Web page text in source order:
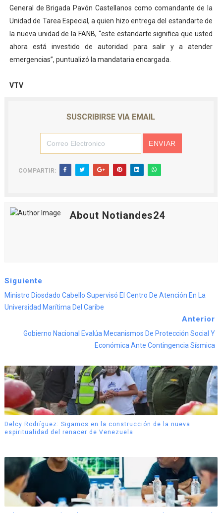
General de Brigada Pavón Castellanos como comandante de la
Unidad de Tarea Especial, a quien hizo entrega del estandarte de
la nueva unidad de la FANB, “este estandarte significa que usted
ahora está investido de autoridad para salir y a atender
emergencias”, puntualizó la mandataria encargada.
VTV
SUSCRIBIRSE VIA EMAIL
COMPARTIR:
About Notiandes24
Siguiente
Ministro Diosdado Cabello Supervisó El Centro De Atención En La
Universidad Marítima Del Caribe
Anterior
Gobierno Nacional Evalúa Mecanismos De Protección Social Y
Económica Ante Contingencia Sísmica
Delcy Rodríguez: Sigamos en la construcción de la nueva
espiritualidad del renacer de Venezuela